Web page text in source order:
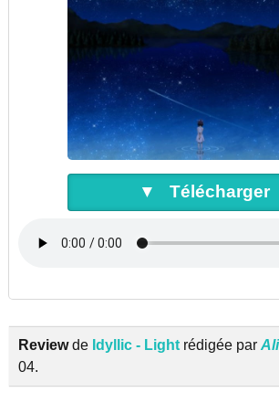
▼ Télécharger
Reviewde Idyllic - Light rédigée par
04.